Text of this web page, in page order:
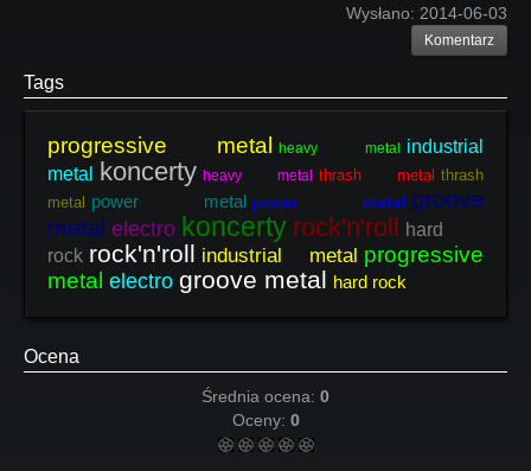
Wysłano: 2014-06-03
Komentarz
Tags
progressive metal heavy metal
industrial
metal
koncerty heavy metal thrash metal thrash
metal power metal power metal groove
metal electro koncerty rock'n'roll hard
rock rock'n'roll industrial metal progressive
metal electro groove metal hard rock
Ocena
Średnia ocena: 0
Oceny: 0